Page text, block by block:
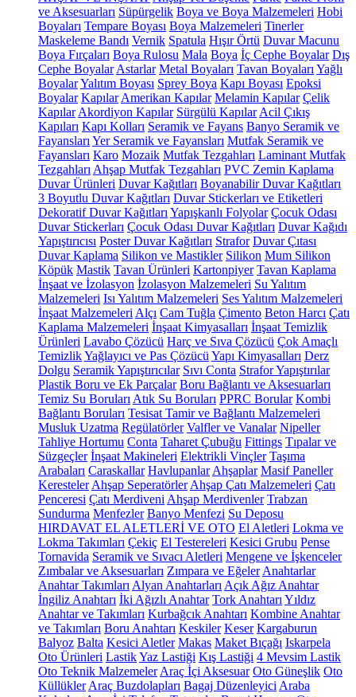
ve Aksesuarları Süpürgelik Boya ve Boya Malzemeleri Hobi
Boyaları Tempare Boyası Boya Malzemeleri Tinerler
Maskeleme Bandı Vernik Spatula Hışır Örtü Duvar Macunu
Boya Fırçaları Boya Rulosu Mala Boya İç Cephe Boyalar Dış
Cephe Boyalar Astarlar Metal Boyaları Tavan Boyaları Yağlı
BoyalarYalıtım Boyası Sprey Boya Kapı Boyası Epoksi
Boyalar Kapılar Amerikan Kapılar Melamin Kapılar Çelik
Kapılar Akordiyon Kapılar Sürgülü Kapılar Acil Çıkış
Kapıları Kapı Kolları Seramik ve Fayans Banyo Seramik ve
Fayansları Yer Seramik ve Fayansları Mutfak Seramik ve
Fayansları Karo Mozaik Mutfak Tezgahları Laminant Mutfak
Tezgahları Ahşap Mutfak Tezgahları PVC Zemin Kaplama
Duvar Ürünleri Duvar Kağıtları Boyanabilir Duvar Kağıtları
3 Boyutlu Duvar Kağıtları Duvar Stickerları ve Etiketleri
Dekoratif Duvar Kağıtları Yapışkanlı Folyolar Çocuk Odası
Duvar Stickerları Çocuk Odası Duvar Kağıtları Duvar Kağıdı
Yapıştırıcısı Poster Duvar Kağıtları Strafor Duvar Çıtası
Duvar Kaplama Silikon ve Mastikler Silikon Mum Silikon
Köpük Mastik Tavan Ürünleri Kartonpiyer Tavan Kaplama
İnşaat ve İzolasyon İzolasyon Malzemeleri Su Yalıtım
Malzemeleri Isı Yalıtım Malzemeleri Ses Yalıtım Malzemeleri
İnşaat Malzemeleri Alçı Cam Tuğla Çimento Beton Harcı Çatı
Kaplama Malzemeleri İnşaat Kimyasalları İnşaat Temizlik
Ürünleri Lavabo Çözücü Harç ve Sıva Çözücü Çok Amaçlı
TemizlikYağlayıcı ve Pas Çözücü Yapı Kimyasalları Derz
Dolgu Seramik Yapıştırıcılar Sıvı Conta Strafor Yapıştırılar
Plastik Boru ve Ek Parçalar Boru Bağlantı ve Aksesuarları
Temiz Su Boruları Atık Su Boruları PPRC Borular Kombi
Bağlantı Boruları Tesisat Tamir ve Bağlantı Malzemeleri
Musluk Uzatma Regülatörler Valfler ve Vanalar Nipeller
Tahliye Hortumu Conta Taharet Çubuğu Fittings Tıpalar ve
Süzgeçler İnşaat Makineleri Elektrikli Vinçler Taşıma
Arabaları Caraskallar Havlupanlar Ahşaplar Masif Paneller
Keresteler Ahşap Seperatörler Ahşap Çatı Malzemeleri Çatı
Penceresi Çatı Merdiveni Ahşap Merdivenler Trabzan
Sundurma Menfezler Banyo Menfezi Su Deposu
HIRDAVAT EL ALETLERİ VE OTO El Aletleri Lokma ve
Lokma Takımları Çekiç El Testereleri Kesici Grubu Pense
Tornavida Seramik ve Sıvacı Aletleri Mengene ve İşkenceler
Zımbalar ve Aksesuarları Zımpara ve Eğeler Anahtarlar
Anahtar Takımları Alyan Anahtarları Açık Ağız Anahtar
İngiliz Anahtarı İki Ağızlı Anahtar Tork Anahtarı Yıldız
Anahtar ve Takımları Kurbağcık Anahtarı Kombine Anahtar
ve Takımları Boru Anahtarı Keskiler Keser Kargaburun
Balyoz Balta Kesici Aletler Makas Maket Bıçağı Iskarpela
Oto Ürünleri LastikYaz Lastiği Kış Lastiği 4 Mevsim Lastik
Oto Teknik Malzemeler Araç İçi Aksesuar Oto Güneşlik Oto
Küllükler Araç Buzdolapları Bagaj Düzenleyici Araba